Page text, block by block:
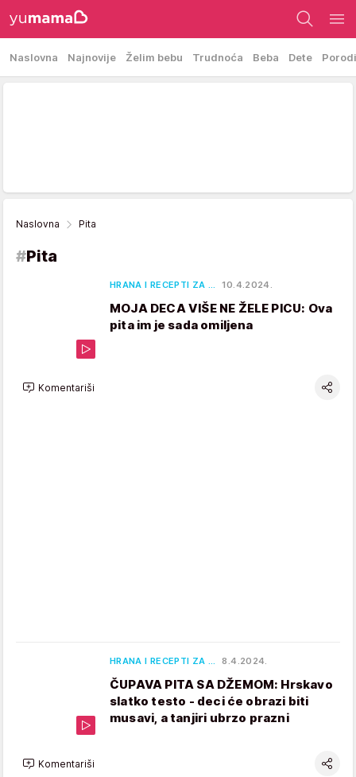
Naslovna Najnovije Želim bebu Trudnoća Beba Dete
Naslovna Pita
#Pita
HRANA I RECEPTI ZA … 10.4.2024.
MOJA DECA VIŠE NE ŽELE PICU: Ova
pita im je sada omiljena
Komentariši
HRANA I RECEPTI ZA … 8.4.2024.
ČUPAVA PITA SA DŽEMOM: Hrskavo
slatko testo - deci će obrazi biti
musavi, a tanjiri ubrzo prazni
Komentariši